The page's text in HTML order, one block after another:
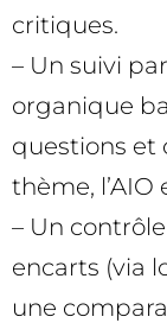
critiques.
– Un suivi
organique
questions et
thème,
– Un
encarts (via
une